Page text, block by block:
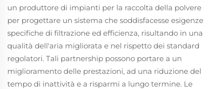
un produttore di impianti per la raccolta della polvere
per progettare un sistema che soddisfacesse esigenze
specifiche di filtrazione ed efficienza, risultando in una
qualità dell'aria migliorata e nel rispetto dei standard
regolatori. Tali partnership possono portare a un
miglioramento delle prestazioni, ad una riduzione del
tempo di inattività e a risparmi a lungo termine. Le